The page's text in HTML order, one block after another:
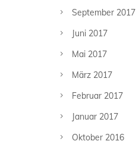
September 2017
Juni 2017
Mai 2017
März 2017
Februar 2017
Januar 2017
Oktober 2016